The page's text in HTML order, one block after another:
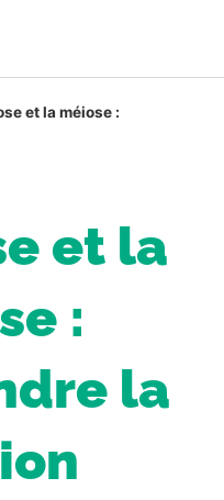
et la méiose :
et la
:
la